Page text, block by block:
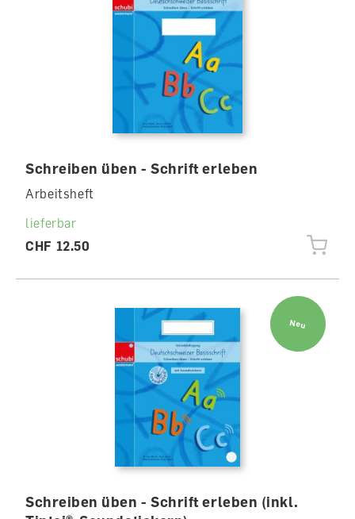
Schreiben üben - Schrift erleben
Arbeitsheft
lieferbar
CHF 12.50
Neu
Schreiben üben - Schrift erleben (inkl.